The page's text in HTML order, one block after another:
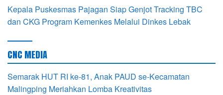
Kepala Puskesmas Pajagan Siap Genjot Tracking TBC
dan CKG Program Kemenkes Melalui Dinkes Lebak
CNC MEDIA
Semarak HUT RI ke-81, Anak PAUD se-Kecamatan
Malingping Meriahkan Lomba Kreativitas